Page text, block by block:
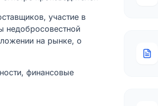
участие в
недобросовестной
на рынке, о
финансовые